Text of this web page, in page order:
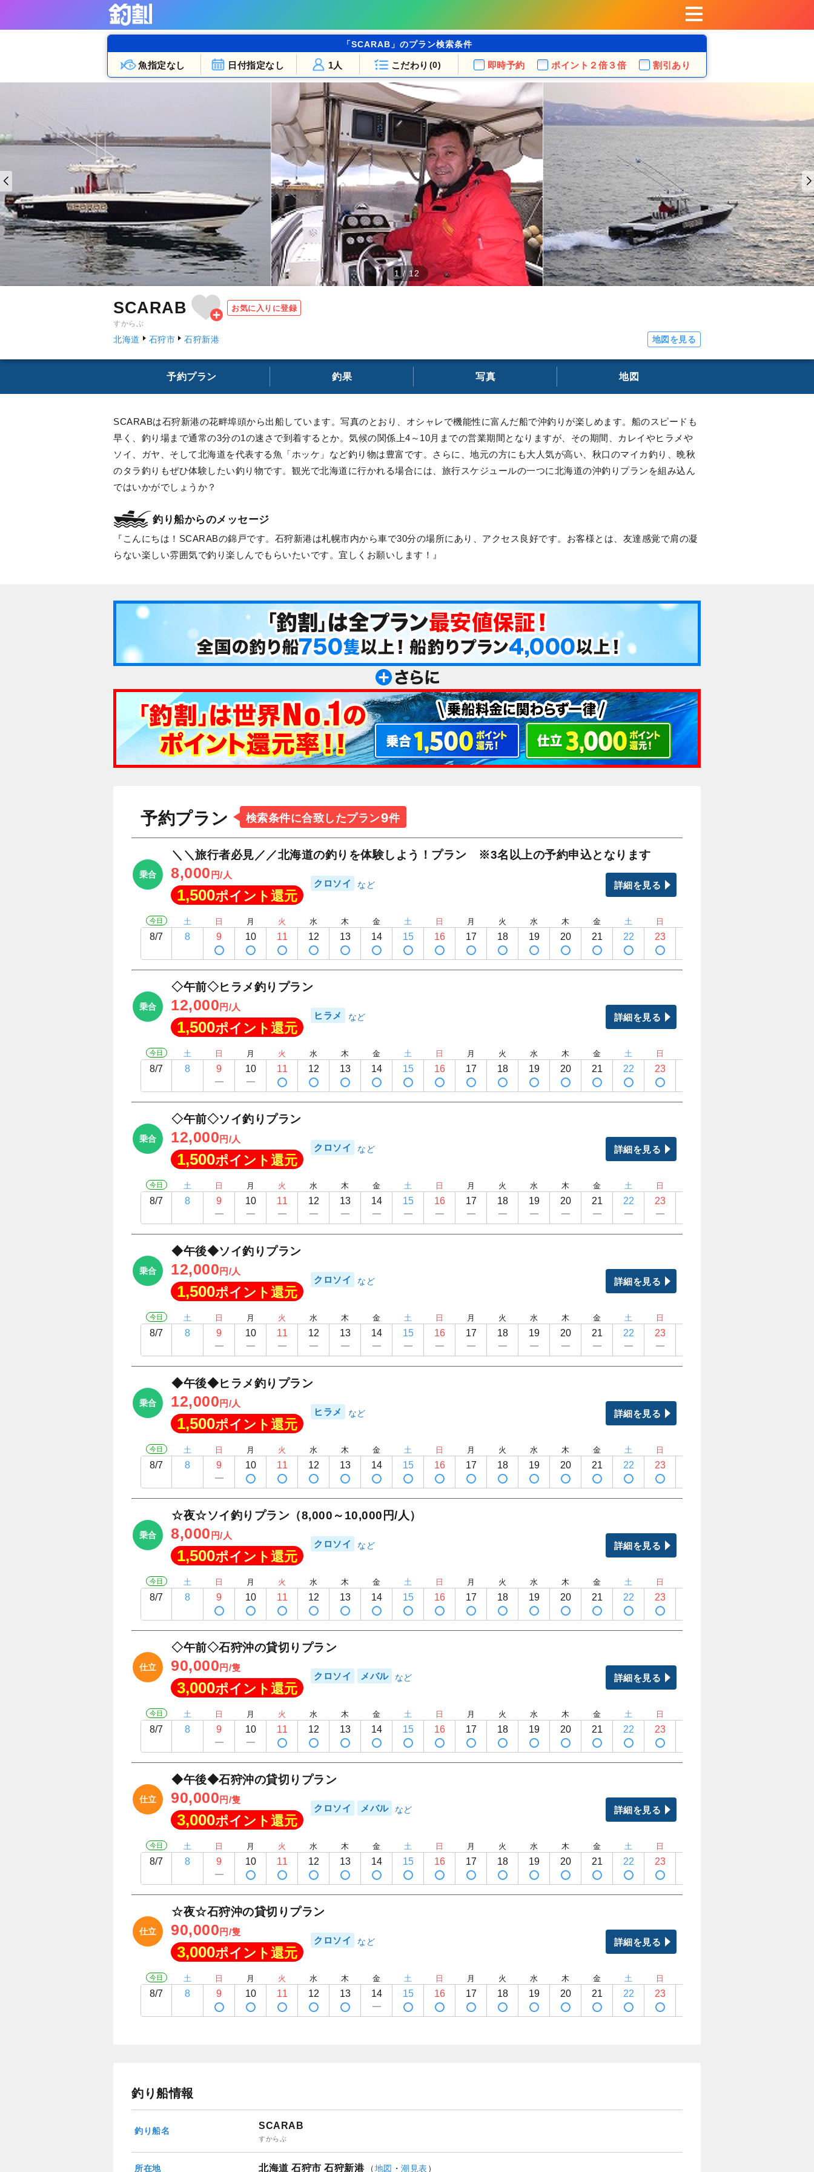
「SCARAB」のプラン検索条件
魚指定なし 日付指定なし こだわり (0)
1人 即時予約 ポイント ２倍３倍 割引あり
1 /12
SCARAB
すからぶ
お気に入りに登録
北海道 石狩市 石狩新港 地図を見る
予約プラン 釣果 写真 地図
SCARABは石狩新港の花畔埠頭から出船しています。写真のとおり、オシャレで機能性に富んだ船で沖釣りが楽しめます。船のスピードも
早く、釣り場まで通常の3分の1の速さで到着するとか。気候の関係上4～10月までの営業期間となりますが、その期間、カレイやヒラメや
ソイ、ガヤ、そして北海道を代表する魚「ホッケ」など釣り物は豊富です。さらに、地元の方にも大人気が高い、秋口のマイカ釣り、晩秋
のタラ釣りもぜひ体験したい釣り物です。観光で北海道に行かれる場合には、旅行スケジュールの一つに北海道の沖釣りプランを組み込ん
ではいかがでしょうか？
釣り船からのメッセージ
こんにちは！SCARABの錦戸です。石狩新港は札幌市内から車で30分の場所にあり、アクセス良好です。お客様とは、友達感覚で肩の凝
らない楽しい雰囲気で釣り楽しんでもらいたいです。宜しくお願いします！
予約プラン 検索条件に合致したプラン9件
乗合
＼＼旅行者必見／／北海道の釣りを体験しよう！プラン ※3名以上の予約申込となります
8,000 円/人
1,500ポイント還元
クロソイ 詳細を見る
今日
8/7
土
8
日
9
月
10
火
11
水
12
木
13
金
14
土
15
日
16
月
17
火
18
水
19
木
20
金
21
土
22
日
23
乗合
◇午前◇ヒラメ釣りプラン
12,000 円/人
1,500ポイント還元
ヒラメ 詳細を見る
今日
8/7
土
8
日
9
月
10
火
11
水
12
木
13
金
14
土
15
日
16
月
17
火
18
水
19
木
20
金
21
土
22
日
23
乗合
◇午前◇ソイ釣りプラン
12,000 円/人
1,500ポイント還元
クロソイ 詳細を見る
今日
8/7
土
8
日
9
月
10
火
11
水
12
木
13
金
14
土
15
日
16
月
17
火
18
水
19
木
20
金
21
土
22
日
23
乗合
◆午後◆ソイ釣りプラン
12,000 円/人
1,500ポイント還元
クロソイ 詳細を見る
今日
8/7
土
8
日
9
月
10
火
11
水
12
木
13
金
14
土
15
日
16
月
17
火
18
水
19
木
20
金
21
土
22
日
23
乗合
◆午後◆ヒラメ釣りプラン
12,000 円/人
1,500ポイント還元
ヒラメ 詳細を見る
今日
8/7
土
8
日
9
月
10
火
11
水
12
木
13
金
14
土
15
日
16
月
17
火
18
水
19
木
20
金
21
土
22
日
23
乗合
☆夜☆ソイ釣りプラン（8,000～10,000円/人）
8,000 円/人
1,500ポイント還元
クロソイ 詳細を見る
今日
8/7
土
8
日
9
月
10
火
11
水
12
木
13
金
14
土
15
日
16
月
17
火
18
水
19
木
20
金
21
土
22
日
23
仕立
◇午前◇石狩沖の貸切りプラン
90,000 円/隻
3,000ポイント還元
クロソイ メバル 詳細を見る
今日
8/7
土
8
日
9
月
10
火
11
水
12
木
13
金
14
土
15
日
16
月
17
火
18
水
19
木
20
金
21
土
22
日
23
仕立
◆午後◆石狩沖の貸切りプラン
90,000 円/隻
3,000ポイント還元
クロソイ メバル 詳細を見る
今日
8/7
土
8
日
9
月
10
火
11
水
12
木
13
金
14
土
15
日
16
月
17
火
18
水
19
木
20
金
21
土
22
日
23
仕立
☆夜☆石狩沖の貸切りプラン
90,000 円/隻
3,000ポイント還元
クロソイ 詳細を見る
今日
8/7
土
8
日
9
月
10
火
11
水
12
木
13
金
14
土
15
日
16
月
17
火
18
水
19
木
20
金
21
土
22
日
23
釣り船情報
釣り船名
SCARAB
すからぶ
所在地 北海道 石狩市 石狩新港 （地図 ・ 潮見表 ）
SCARAB
/12